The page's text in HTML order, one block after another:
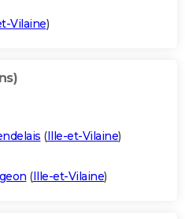
Vilaine)
(Ille-et-Vilaine)
(Ille-et-Vilaine)